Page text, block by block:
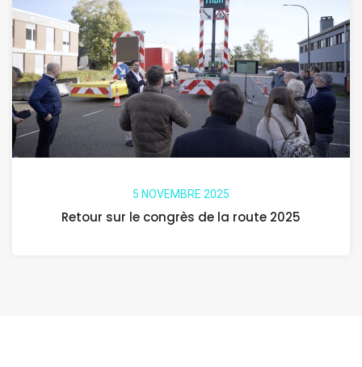
5 NOVEMBRE 2025
Retour sur le congrès de la route 2025